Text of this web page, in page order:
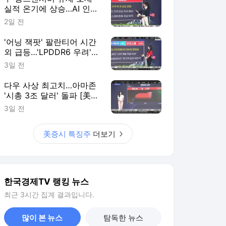
실적 온기에 상승…AI 인프
라·메모리주 동반 강세-[美
2일 전
'어닝 잭팟' 팔란티어 시간
외 급등…'LPDDR6 우려'
메모리주는 하락-[美증시
3일 전
다우 사상 최고치…아마존
'시총 3조 달러' 돌파 [美
증시 특징주]
3일 전
美증시 특징주 더보기
한국경제TV 랭킹 뉴스
최근 3시간 집계 결과입니다.
많이 본 뉴스 탐독한 뉴스